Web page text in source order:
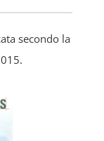
secondo la